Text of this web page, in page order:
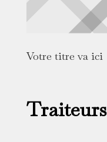
Votre titre va ici
Traiteurs